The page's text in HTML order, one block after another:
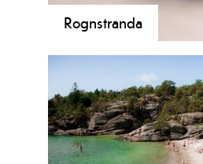
Rognstranda
En av Norges fineste
svaberg og plenarealer.